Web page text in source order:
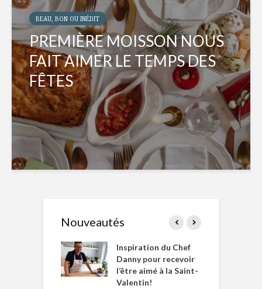
BEAU, BON OU INÉDIT
PREMIÈRE MOISSON NOUS
FAIT AIMER LE TEMPS DES
FÊTES
Nouveautés
Inspiration du Chef
Danny pour recevoir
l’être aimé à la Saint-
Valentin!